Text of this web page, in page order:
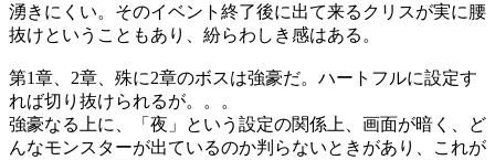
湧きにくい。そのイベント終了後に出て来るクリスが実に腰
抜けということもあり、紛らわしき感はある。
第1章、2章、殊に2章のボスは強豪だ。ハートフルに設定す
れば切り抜けられるが。。。
強豪なる上に、「夜」という設定の関係上、画面が暗く、ど
んなモンスターが出ているのか判らないときがあり、これが